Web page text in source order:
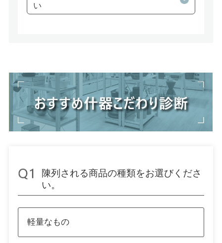
い
陳列される商品の種類をお選びくださ
い。
軽量なもの